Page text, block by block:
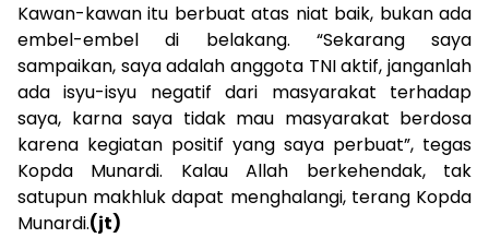
Kawan-kawan itu berbuat atas niat baik, bukan ada
embel-embel di belakang. “Sekarang saya
sampaikan, saya adalah anggota TNI aktif, janganlah
ada isyu-isyu negatif dari masyarakat terhadap
saya, karna saya tidak mau masyarakat berdosa
karena kegiatan positif yang saya perbuat”, tegas
Kopda Munardi. Kalau Allah berkehendak, tak
satupun makhluk dapat menghalangi, terang Kopda
Munardi.(jt)